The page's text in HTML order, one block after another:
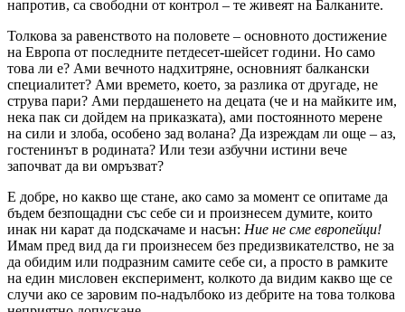
напротив, са свободни от контрол – те живеят на Балканите.
Толкова за равенството на половете – основното достижение
на Европа от последните петдесет-шейсет години. Но само
това ли е? Ами вечното надхитряне, основният балкански
специалитет? Ами времето, което, за разлика от другаде, не
струва пари? Ами пердашенето на децата (че и на майките им,
нека пак си дойдем на приказката), ами постоянното мерене
на сили и злоба, особено зад волана? Да изреждам ли още – аз,
гостенинът в родината? Или тези азбучни истини вече
започват да ви омръзват?
Е добре, но какво ще стане, ако само за момент се опитаме да
бъдем безпощадни със себе си и произнесем думите, които
инак ни карат да подскачаме и насън: Ние не сме европейци!
Имам пред вид да ги произнесем без предизвикателство, не за
да обидим или подразним самите себе си, а просто в рамките
на един мисловен експеримент, колкото да видим какво ще се
случи ако се заровим по-надълбоко из дебрите на това толкова